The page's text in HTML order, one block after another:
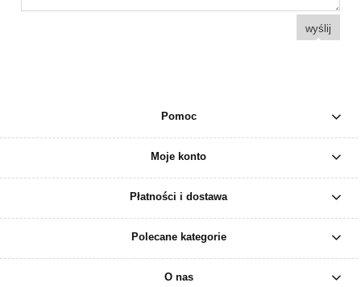
wyślij
Pomoc
Moje konto
Płatności i dostawa
Polecane kategorie
O nas